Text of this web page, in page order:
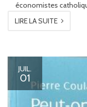
économistes
LIRE LA SUITE
JUIL.
01